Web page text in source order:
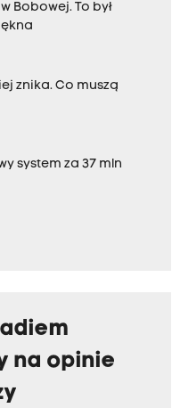
Bobowej. To był
znika. Co muszą
system za 37 mln
na opinie